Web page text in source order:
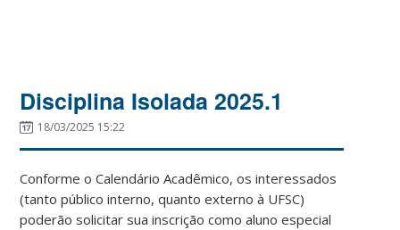
Disciplina Isolada 2025.1
18/03/2025 15:22
Conforme o Calendário Acadêmico, os interessados
(tanto público interno, quanto externo à UFSC)
poderão solicitar sua inscrição como aluno especial